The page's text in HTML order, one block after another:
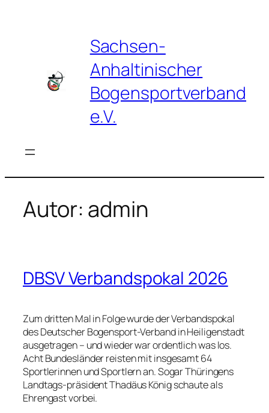
Sachsen-
Anhaltinischer
Bogensportverband
e.V.
Autor: admin
DBSV Verbandspokal 2026
Zum dritten Mal in Folge wurde der Verbandspokal
des Deutscher Bogensport-Verband in Heiligenstadt
ausgetragen – und wieder war ordentlich was los.
Acht Bundesländer reisten mit insgesamt 64
Sportlerinnen und Sportlern an. Sogar Thüringens
Landtags-präsident Thadäus König schaute als
Ehrengast vorbei.